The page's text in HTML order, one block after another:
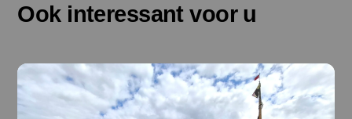
Ook interessant voor u